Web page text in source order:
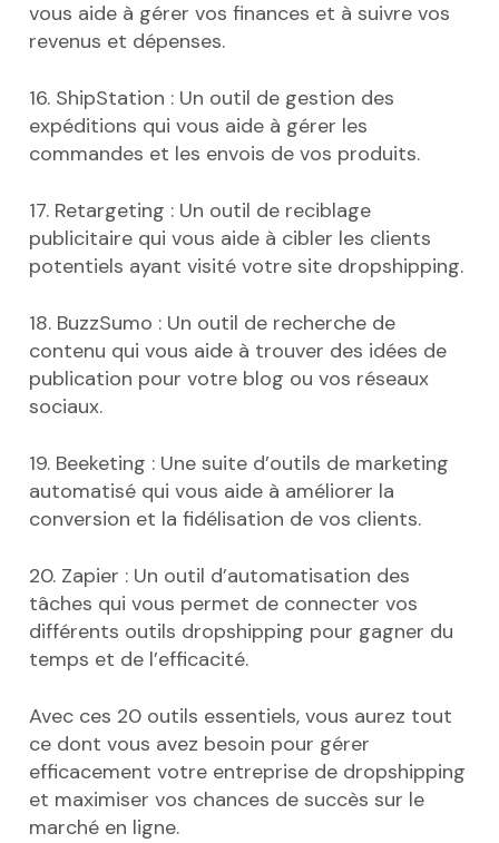
vous aide à gérer vos finances et à suivre vos
revenus et dépenses.
16. ShipStation : Un outil de gestion des
expéditions qui vous aide à gérer les
commandes et les envois de vos produits.
17. Retargeting : Un outil de reciblage
publicitaire qui vous aide à cibler les clients
potentiels ayant visité votre site dropshipping.
18. BuzzSumo : Un outil de recherche de
contenu qui vous aide à trouver des idées de
publication pour votre blog ou vos réseaux
sociaux.
19. Beeketing : Une suite d’outils de marketing
automatisé qui vous aide à améliorer la
conversion et la fidélisation de vos clients.
20. Zapier : Un outil d’automatisation des
tâches qui vous permet de connecter vos
différents outils dropshipping pour gagner du
temps et de l’efficacité.
Avec ces 20 outils essentiels, vous aurez tout
ce dont vous avez besoin pour gérer
efficacement votre entreprise de dropshipping
et maximiser vos chances de succès sur le
marché en ligne.